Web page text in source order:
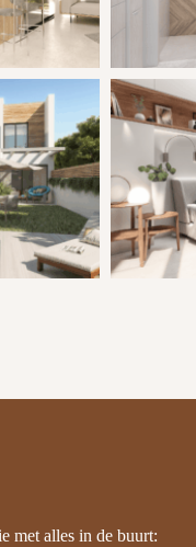
met alles in de buurt: